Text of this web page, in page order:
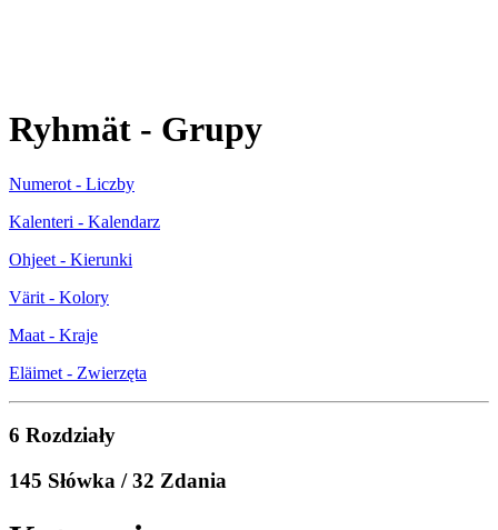
Ryhmät - Grupy
Numerot - Liczby
Kalenteri - Kalendarz
Ohjeet - Kierunki
Värit - Kolory
Maat - Kraje
Eläimet - Zwierzęta
6 Rozdziały
145 Słówka / 32 Zdania